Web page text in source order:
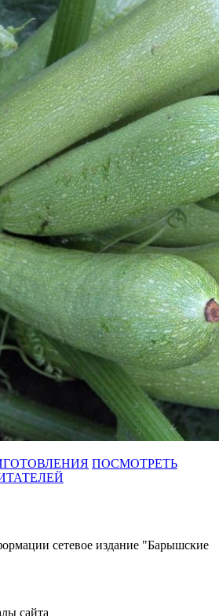
ПОСМОТРЕТЬ
сетевое издание "Барышские
сайта